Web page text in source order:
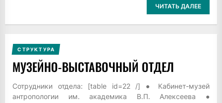
ЧИТАТЬ ДАЛЕЕ
СТРУКТУРА
МУЗЕЙНО-ВЫСТАВОЧНЫЙ ОТДЕЛ
Сотрудники отдела: [table id=22 /] ● Кабинет-музей
антропологии им. академика В.П. Алексеева ●